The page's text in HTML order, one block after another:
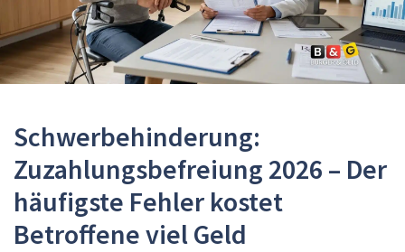
Schwerbehinderung:
Zuzahlungsbefreiung 2026 – Der
häufigste Fehler kostet
Betroffene viel Geld